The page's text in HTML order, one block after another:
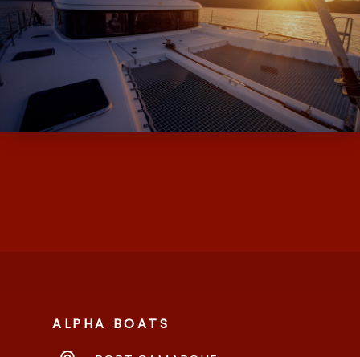
ALPHA BOATS, L’EXPERT DES BATEAUX
D’OCCASION ET NEUF AVEC SES MARQUES
DE MOODY ET MILLIKAN…
ALPHA BOATS